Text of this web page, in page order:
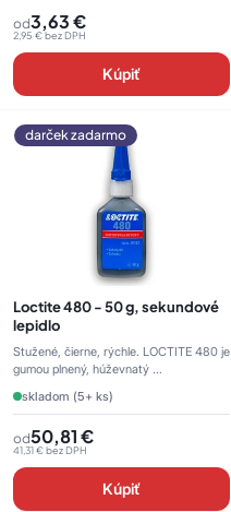
od3,63€
2,95 €bez DPH
Kúpiť
darček zadarmo
Loctite 480 - 50 g, sekundové
lepidlo
Stužené, čierne, rýchle. LOCTITE 480 je
gumou plnený, húževnatý ...
skladom (5+ ks)
od50,81€
41,31€bez DPH
Kúpiť